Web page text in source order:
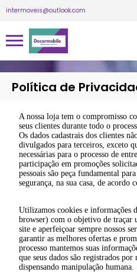
intermoveis@outlook.com
Política de
A nossa loja tem o compromisso
seus clientes durante todo o
Os dados cadastrais dos clientes
divulgados para terceiros, exceto
necessárias para o processo de
participação em promoções
pessoais são peça fundamental
segurança, na sua casa, de acordo
Utilizamos cookies e informações
browser) com o objetivo de
site e aperfeiçoar sempre nossos
garantir as melhores ofertas e
processo mantemos suas
que seus dados são registrados
dispensando manipulação humana.